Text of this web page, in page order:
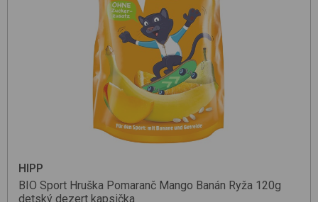
HIPP
BIO Sport Hruška Pomaranč Mango Banán Ryža 120g
detský dezert kapsička